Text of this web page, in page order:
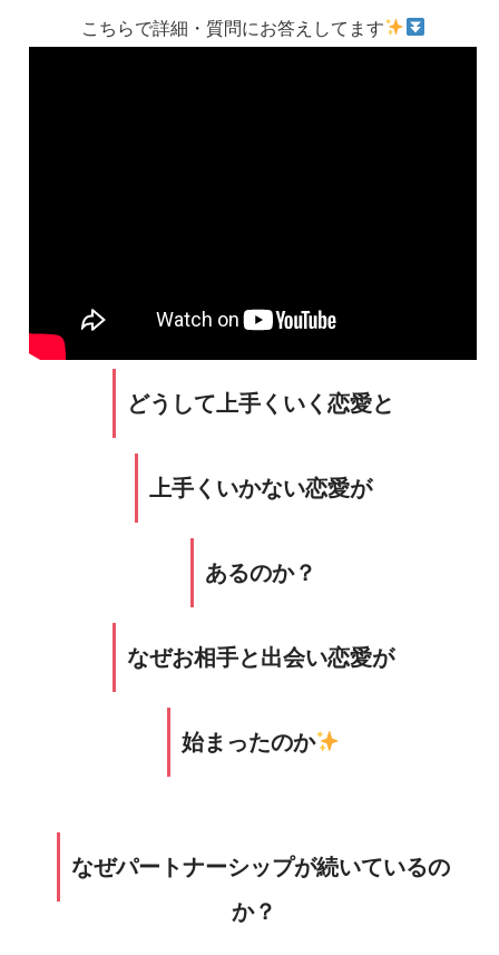
こちらで詳細・質問にお答えしてます
どうして上手くいく恋愛と
上手くいかない恋愛が
あるのか？
なぜお相手と出会い恋愛が
始まったのか
なぜパートナーシップが続いているの
か？